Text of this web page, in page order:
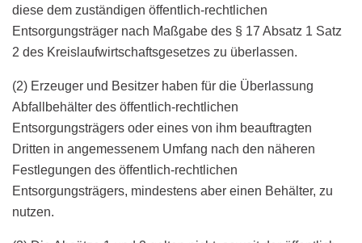
diese dem zuständigen öffentlich-rechtlichen
Entsorgungsträger nach Maßgabe des § 17 Absatz 1 Satz
2 des Kreislaufwirtschaftsgesetzes zu überlassen.
(2) Erzeuger und Besitzer haben für die Überlassung
Abfallbehälter des öffentlich-rechtlichen
Entsorgungsträgers oder eines von ihm beauftragten
Dritten in angemessenem Umfang nach den näheren
Festlegungen des öffentlich-rechtlichen
Entsorgungsträgers, mindestens aber einen Behälter, zu
nutzen.